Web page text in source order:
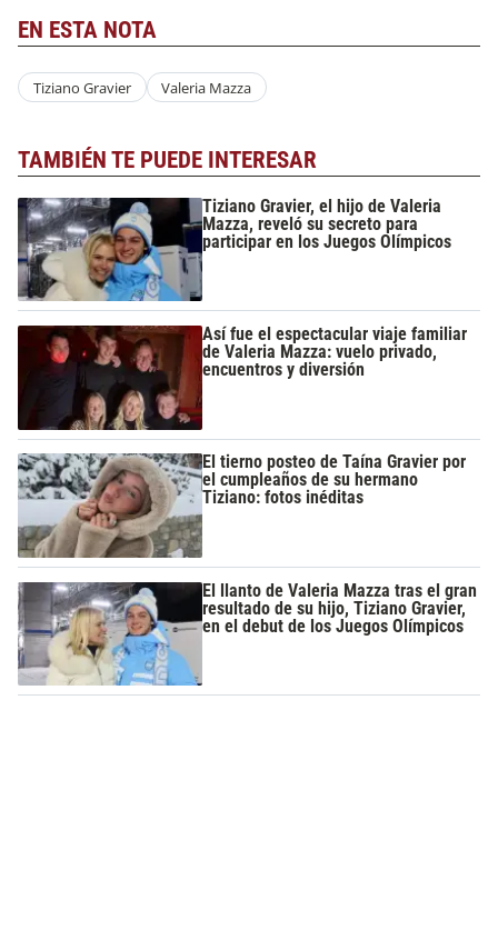
EN ESTA NOTA
Tiziano Gravier Valeria Mazza
TAMBIÉN TE PUEDE INTERESAR
Tiziano Gravier, el hijo de Valeria
Mazza, reveló su secreto para
participar en los Juegos Olímpicos
Así fue el espectacular viaje familiar
de Valeria Mazza: vuelo privado,
encuentros y diversión
El tierno posteo de Taína Gravier por
el cumpleaños de su hermano
Tiziano: fotos inéditas
El llanto de Valeria Mazza tras el gran
resultado de su hijo, Tiziano Gravier,
en el debut de los Juegos Olímpicos